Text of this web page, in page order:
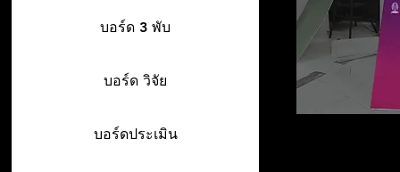
บอร์ด 3 พับ
บอร์ด วิจัย
บอร์ดประเมิน